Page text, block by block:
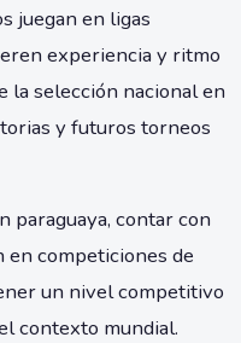
juegan en ligas
experiencia y ritmo
la selección nacional en
y futuros torneos
paraguaya, contar con
competiciones de
un nivel competitivo
contexto mundial.